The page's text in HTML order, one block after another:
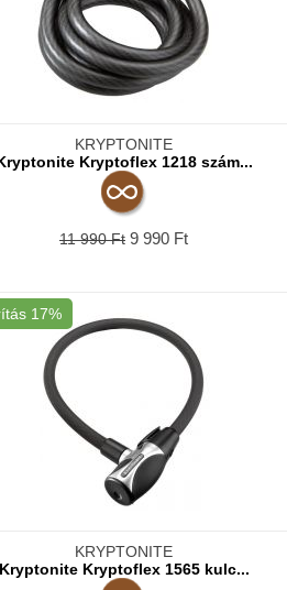
KRYPTONITE
Kryptoflex 1218 szám...
11 990 Ft 9 990 Ft
17%
KRYPTONITE
Kryptonite Kryptoflex 1565 kulc...